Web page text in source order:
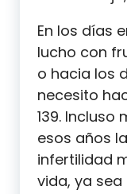
En los días
lucho con
o hacia los
necesito
139. Incluso
esos años
infertilidad
vida, ya